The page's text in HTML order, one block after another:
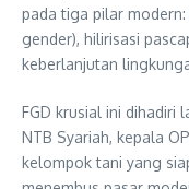
pada tiga pilar
gender), hilirisasi
keberlanjutan
FGD krusial ini dihadiri
NTB Syariah, kepala
kelompok tani yang